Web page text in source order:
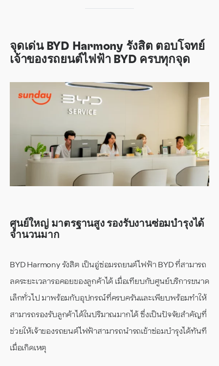
จุดเด่น BYD Harmony รังสิต ตอบโจทย์
เจ้าของรถยนต์ไฟฟ้า BYD ครบทุกจุด
ศูนย์ใหญ่ มาตรฐานสูง รองรับงานซ่อมบำรุงได้
จำนวนมาก
BYD Harmony รังสิต เป็นอู่ซ่อมรถยนต์ไฟฟ้า BYD ที่สามารถ
ลดระยะเวลารอคอยของลูกค้าได้ เมื่อเทียบกับศูนย์บริการขนาด
เล็กทั่วไป มาพร้อมกับอุปกรณ์ที่ครบครันและเพียบพร้อมทำให้
สามารถรองรับลูกค้าได้ในปริมาณมากได้ ซึ่งเป็นปัจจัยสำคัญที่
ช่วยให้เจ้าของรถยนต์ไฟฟ้าสามารถนำรถเข้าซ่อมบำรุงได้ทันที
เมื่อเกิดเหตุ